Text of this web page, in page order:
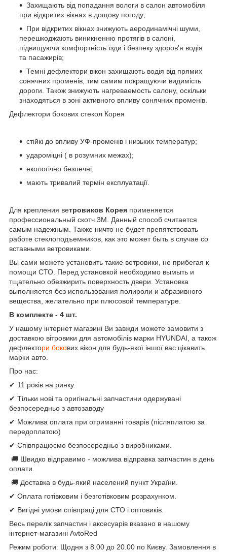
Захищають від попадання вологи в салон автомобіля
при відкритих вікнах в дощову погоду;
При відкритих вікнах знижують аеродинамічні шуми,
перешкоджають виникненню протягів в салоні,
підвищуючи комфортність їзди і безпеку здоров'я водія
та пасажирів;
Темні дефлектори вікон захищають водія від прямих
сонячних променів, тим самим покращуючи видимість
дороги. Також знижують нагреваемость салону, оскільки
знаходяться в зоні активного впливу сонячних променів.
Дефлектори бокових стекол Корея
стійкі до впливу УФ-променів і низьких температур;
удароміцні ( в розумних межах);
екологічно безпечні;
мають тривалий термін експлуатації.
Для крепления ветровиков Корея применяется
профессиональный скотч 3М. Данный способ считается
самым надежным. Также ничто не будет препятствовать
работе стеклоподъемников, как это может быть в случае со
вставными ветровиками.
Вы сами можете установить такие ветровики, не прибегая к
помощи СТО. Перед установкой необходимо вымыть и
тщательно обезжирить поверхность двери. Установка
выполняется без использования полироли и абразивного
вещества, желательно при плюсовой температуре.
В комплекте - 4 шт.
У нашому інтернет магазині Ви завжди можете замовити з
доставкою вітровики для автомобілів марки HYUNDAI, а також
дефлектори бокових вікон для будь-якої іншої вас цікавить
марки авто.
Про нас:
✔ 11 років на ринку.
✔ Тільки нові та оригінальні запчастини одержувані
безпосередньо з автозаводу
✔ Можлива оплата при отриманні товарів (післяплатою за
передоплатою)
✔ Співпрацюємо безпосередньо з виробниками.
🚚 Швидко відправимо - можлива відправка запчастин в день
оплати.
🚚 Доставка в будь-який населений пункт України.
✔ Оплата готівковим і безготівковим розрахунком.
✔ Вигідні умови співпраці для СТО і оптовиків.
Весь перелік запчастин і аксесуарів вказано в нашому
інтернет-магазині AvtoRed
Режим роботи: Щодня з 8.00 до 20.00 по Києву. Замовлення в